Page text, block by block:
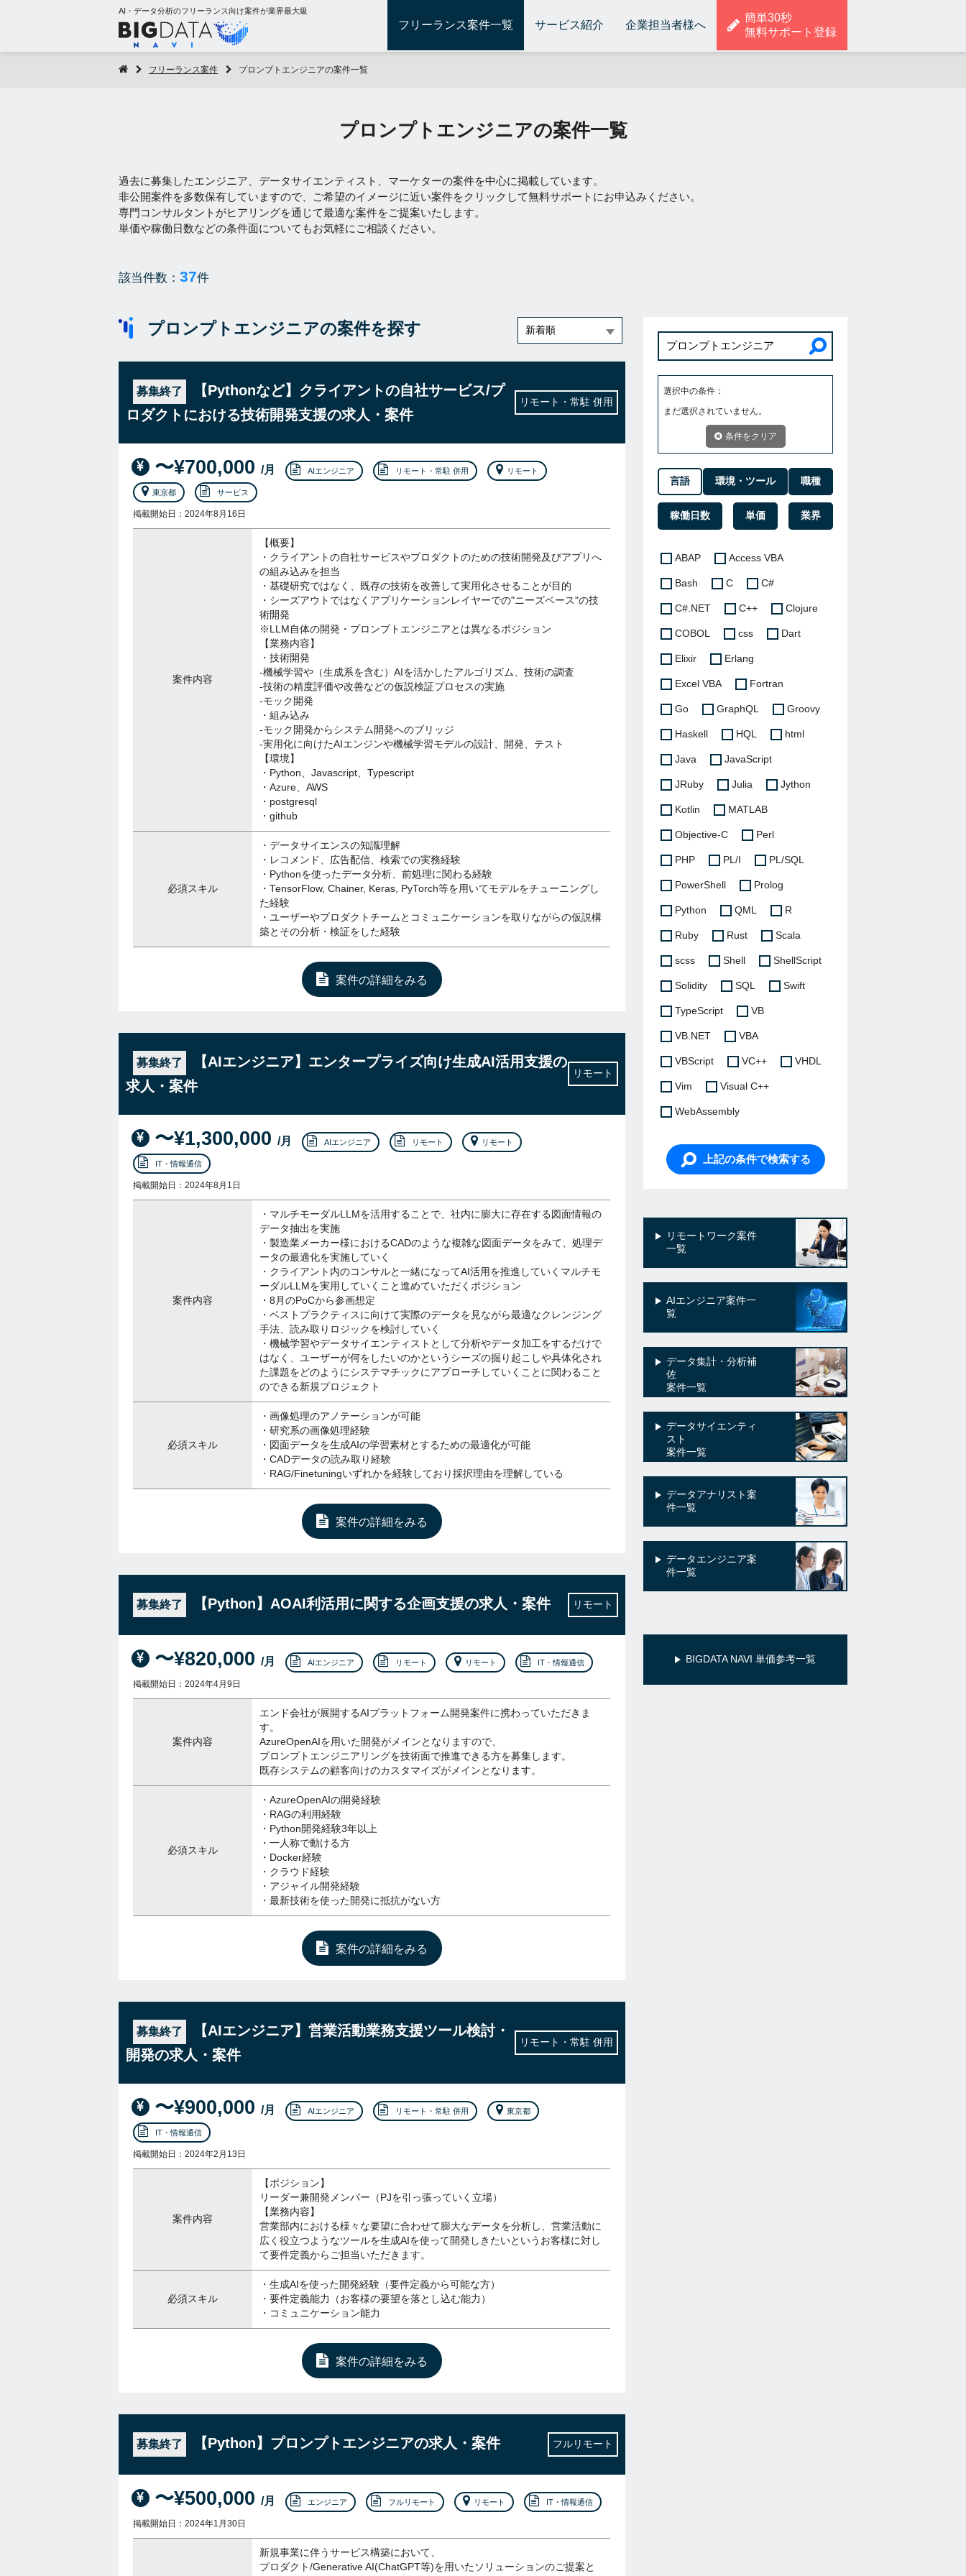
AI・データ分析のフリーランス向け案件が業界最大級
フリーランス案件一覧 サービス紹介 企業担当者様へ
簡単30秒
無料サポート登録
フリーランス案件 プロンプトエンジニアの案件一覧
プロンプトエンジニアの案件一覧
過去に募集したエンジニア、データサイエンティスト、マーケターの案件を中心に掲載しています。
非公開案件を多数保有していますので、ご希望のイメージに近い案件をクリックして無料サポートにお申込みください。
専門コンサルタントがヒアリングを通じて最適な案件をご提案いたします。
単価や稼働日数などの条件面についてもお気軽にご相談ください。
該当件数： 37件
選択中の条件：
まだ選択されていません。
条件をクリア
言語 環境・ツール 職種
稼働日数 単価 業界
ABAP Access VBA
Bash C C#
C#.NET C++ Clojure
COBOL css Dart
Elixir Erlang
Excel VBA Fortran
Go GraphQL Groovy
Haskell HQL html
Java JavaScript
JRuby Julia Jython
Kotlin MATLAB
Objective-C Perl
PHP PL/I PL/SQL
PowerShell Prolog
Python QML R
Ruby Rust Scala
scss Shell ShellScript
Solidity SQL Swift
TypeScript VB
VB.NET VBA
VBScript VC++ VHDL
Vim Visual C++
WebAssembly
上記の条件で検索する
リモートワーク案件
一覧
AIエンジニア案件一
覧
データ集計・分析補
佐
案件一覧
データサイエンティ
スト
案件一覧
データアナリスト案
件一覧
データエンジニア案
件一覧
BIGDATA NAVI 単価参考一覧
プロンプトエンジニアの案件を探す
募集終了
【Pythonなど】クライアントの自社サービス/プ
ロダクトにおける技術開発支援の求人・案件
リモート・常駐 併用
〜¥700,000 /月 AIエンジニア リモート・常駐 併用 リモート
東京都 サービス
掲載開始日：2024年8月16日
案件内容
【概要】
・クライアントの自社サービスやプロダクトのための技術開発及びアプリへ
の組み込みを担当
・基礎研究ではなく、既存の技術を改善して実用化させることが目的
・シーズアウトではなくアプリケーションレイヤーでの"ニーズベース"の技
術開発
※LLM自体の開発・プロンプトエンジニアとは異なるポジション
【業務内容】
・技術開発
-機械学習や（生成系を含む）AIを活かしたアルゴリズム、技術の調査
-技術の精度評価や改善などの仮説検証プロセスの実施
-モック開発
・組み込み
-モック開発からシステム開発へのブリッジ
-実用化に向けたAIエンジンや機械学習モデルの設計、開発、テスト
【環境】
・Python、Javascript、Typescript
・Azure、AWS
・postgresql
・github
必須スキル
・データサイエンスの知識理解
・レコメンド、広告配信、検索での実務経験
・Pythonを使ったデータ分析、前処理に関わる経験
・TensorFlow, Chainer, Keras, PyTorch等を用いてモデルをチューニングし
た経験
・ユーザーやプロダクトチームとコミュニケーションを取りながらの仮説構
築とその分析・検証をした経験
案件の詳細をみる
募集終了
【AIエンジニア】エンタープライズ向け生成AI活用支援の
求人・案件
リモート
〜¥1,300,000 /月 AIエンジニア リモート リモート
IT・情報通信
掲載開始日：2024年8月1日
案件内容
・マルチモーダルLLMを活用することで、社内に膨大に存在する図面情報の
データ抽出を実施
・製造業メーカー様におけるCADのような複雑な図面データをみて、処理デ
ータの最適化を実施していく
・クライアント内のコンサルと一緒になってAI活用を推進していくマルチモ
ーダルLLMを実用していくこと進めていただくポジション
・8月のPoCから参画想定
・ベストプラクティスに向けて実際のデータを見ながら最適なクレンジング
手法、読み取りロジックを検討していく
・機械学習やデータサイエンティストとして分析やデータ加工をするだけで
はなく、ユーザーが何をしたいのかというシーズの掘り起こしや具体化され
た課題をどのようにシステマチックにアプローチしていくことに関わること
のできる新規プロジェクト
必須スキル
・画像処理のアノテーションが可能
・研究系の画像処理経験
・図面データを生成AIの学習素材とするための最適化が可能
・CADデータの読み取り経験
・RAG/Finetuningいずれかを経験しており採択理由を理解している
案件の詳細をみる
募集終了 【Python】AOAI利活用に関する企画支援の求人・案件 リモート
〜¥820,000 /月 AIエンジニア リモート リモート IT・情報通信
掲載開始日：2024年4月9日
案件内容
エンド会社が展開するAIプラットフォーム開発案件に携わっていただきま
す。
AzureOpenAIを用いた開発がメインとなりますので、
プロンプトエンジニアリングを技術面で推進できる方を募集します。
既存システムの顧客向けのカスタマイズがメインとなります。
必須スキル
・AzureOpenAIの開発経験
・RAGの利用経験
・Python開発経験3年以上
・一人称で動ける方
・Docker経験
・クラウド経験
・アジャイル開発経験
・最新技術を使った開発に抵抗がない方
案件の詳細をみる
募集終了
【AIエンジニア】営業活動業務支援ツール検討・
開発の求人・案件
リモート・常駐 併用
〜¥900,000 /月 AIエンジニア リモート・常駐 併用 東京都
IT・情報通信
掲載開始日：2024年2月13日
案件内容
【ポジション】
リーダー兼開発メンバー（PJを引っ張っていく立場）
【業務内容】
営業部内における様々な要望に合わせて膨大なデータを分析し、営業活動に
広く役立つようなツールを生成AIを使って開発しきたいというお客様に対し
て要件定義からご担当いただきます。
必須スキル
・生成AIを使った開発経験（要件定義から可能な方）
・要件定義能力（お客様の要望を落とし込む能力）
・コミュニケーション能力
案件の詳細をみる
募集終了 【Python】プロンプトエンジニアの求人・案件 フルリモート
〜¥500,000 /月 エンジニア フルリモート リモート IT・情報通信
掲載開始日：2024年1月30日
新規事業に伴うサービス構築において、
プロダクト/Generative AI(ChatGPT等)を用いたソリューションのご提案と